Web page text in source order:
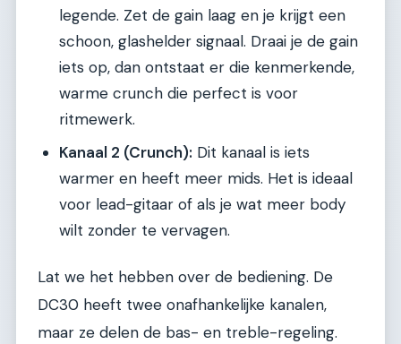
legende. Zet de gain laag en je krijgt een
schoon, glashelder signaal. Draai je de gain
iets op, dan ontstaat er die kenmerkende,
warme crunch die perfect is voor
ritmewerk.
Kanaal 2 (Crunch): Dit kanaal is iets
warmer en heeft meer mids. Het is ideaal
voor lead-gitaar of als je wat meer body
wilt zonder te vervagen.
Lat we het hebben over de bediening. De
DC30 heeft twee onafhankelijke kanalen,
maar ze delen de bas- en treble-regeling.